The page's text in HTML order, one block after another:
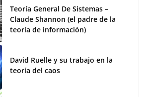
Teoría General De Sistemas –
Claude Shannon (el padre de la
teoría de información)
David Ruelle y su trabajo en la
teoría del caos